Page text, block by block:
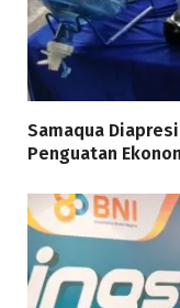
Samaqua
Penguatan